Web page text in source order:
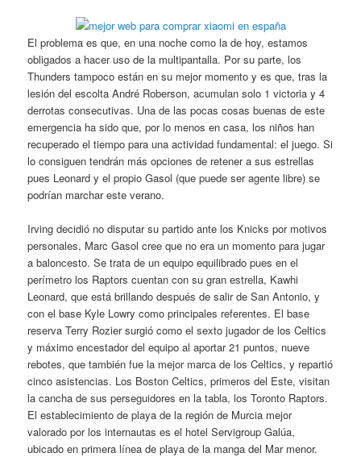
El problema es que, en una noche como la de hoy, estamos
obligados a hacer uso de la multipantalla. Por su parte, los
Thunders tampoco están en su mejor momento y es que, tras la
lesión del escolta André Roberson, acumulan solo 1 victoria y 4
derrotas consecutivas. Una de las pocas cosas buenas de este
emergencia ha sido que, por lo menos en casa, los niños han
recuperado el tiempo para una actividad fundamental: el juego. Si
lo consiguen tendrán más opciones de retener a sus estrellas
pues Leonard y el propio Gasol (que puede ser agente libre) se
podrían marchar este verano.
Irving decidió no disputar su partido ante los Knicks por motivos
personales, Marc Gasol cree que no era un momento para jugar
a baloncesto. Se trata de un equipo equilibrado pues en el
perímetro los Raptors cuentan con su gran estrella, Kawhi
Leonard, que está brillando después de salir de San Antonio, y
con el base Kyle Lowry como principales referentes. El base
reserva Terry Rozier surgió como el sexto jugador de los Celtics
y máximo encestador del equipo al aportar 21 puntos, nueve
rebotes, que también fue la mejor marca de los Celtics, y repartió
cinco asistencias. Los Boston Celtics, primeros del Este, visitan
la cancha de sus perseguidores en la tabla, los Toronto Raptors.
El establecimiento de playa de la región de Murcia mejor
valorado por los internautas es el hotel Servigroup Galúa,
ubicado en primera línea de playa de la manga del Mar menor.